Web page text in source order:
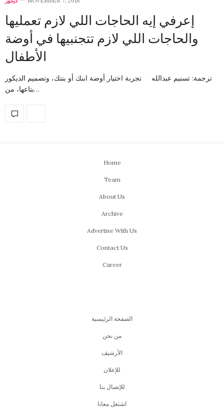
إعرفي إيه الحاجات اللي لازم تعمليها
والحاجات اللي لازم تتجنبيها في أوضة
الأطفال
ترجمة: تسنيم عبدالله تجربة اختيار أوضة ابنك أو بنتك، وتصميم الديكور
بتاعها، من…
Home
Team
About Us
Archive
Advertise With Us
Contact Us
Career
الصفحة الرئيسية
من نحن
اﻷرشيف
للإعلان
للإتصال بنا
اشتغل معانا